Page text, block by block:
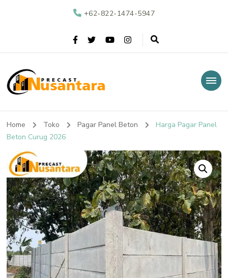
+62-822-1474-5947
Nusantara Precast
Home Toko Pagar Panel Beton
Harga Pagar Panel
Beton Curug 2026